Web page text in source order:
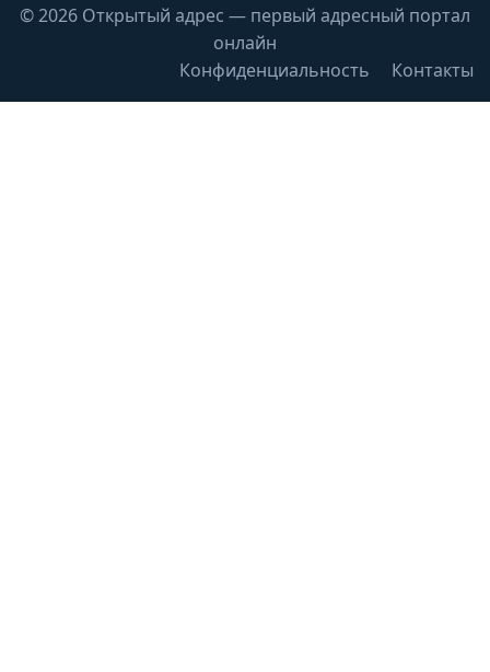
© 2026 Открытый адрес — первый адресный портал
онлайн
Конфиденциальность
Контакты